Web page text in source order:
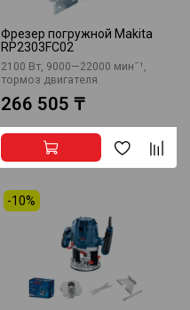
Фрезер погружной Makita
RP2303FC02
2100 Вт, 9000—22000 минˉ¹,
тормоз двигателя
266 505 ₸
-10%